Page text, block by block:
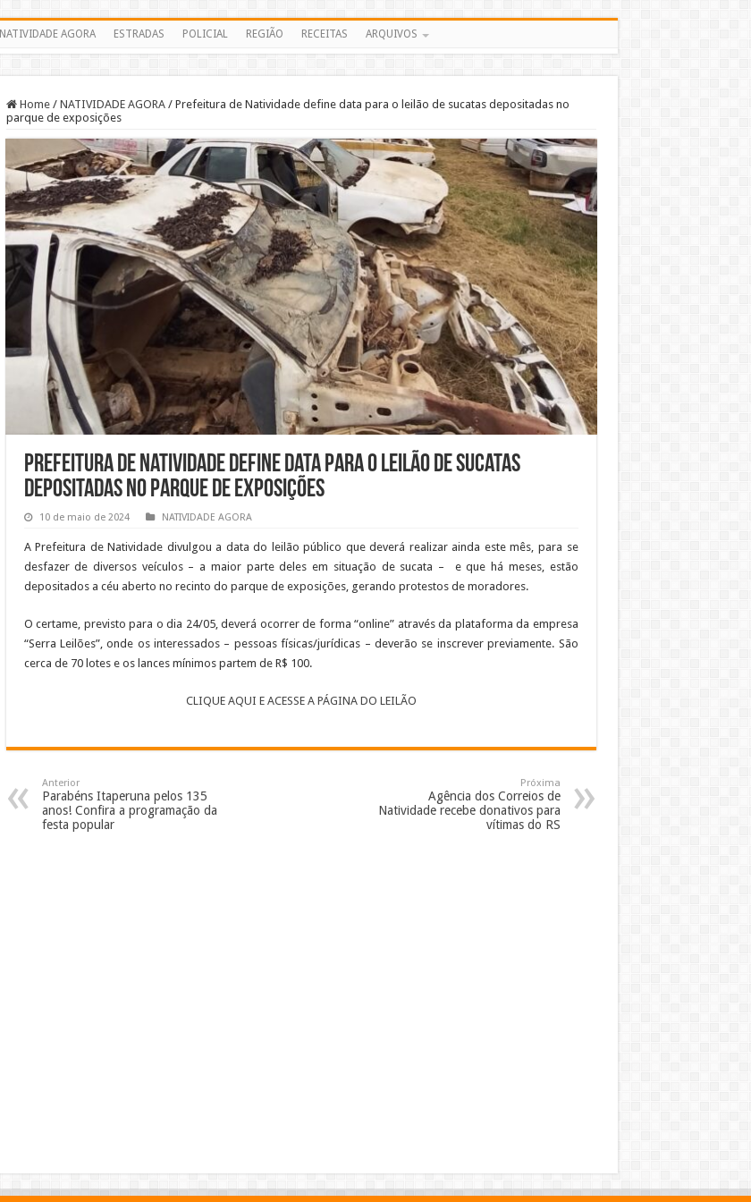
NATIVIDADE AGORA ESTRADAS POLICIAL REGIÃO RECEITAS ARQUIVOS
Home / NATIVIDADE AGORA / Prefeitura de Natividade define data para o leilão de sucatas depositadas no
parque de exposições
Prefeitura de Natividade define data para o leilão de sucatas
depositadas no parque de exposições
10 de maio de 2024 NATIVIDADE AGORA
A Prefeitura de Natividade divulgou a data do leilão público que deverá realizar ainda este mês, para se
desfazer de diversos veículos – a maior parte deles em situação de sucata – e que há meses, estão
depositados a céu aberto no recinto do parque de exposições, gerando protestos de moradores.
O certame, previsto para o dia 24/05, deverá ocorrer de forma “online” através da plataforma da empresa
“Serra Leilões”, onde os interessados – pessoas físicas/jurídicas – deverão se inscrever previamente. São
cerca de 70 lotes e os lances mínimos partem de R$ 100.
CLIQUE AQUI E ACESSE A PÁGINA DO LEILÃO
Anterior
Parabéns Itaperuna pelos 135
anos! Confira a programação da
festa popular
Próxima
Agência dos Correios de
Natividade recebe donativos para
vítimas do RS